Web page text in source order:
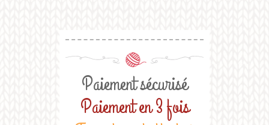
Paiement sécurisé
Paiement en 3 fois